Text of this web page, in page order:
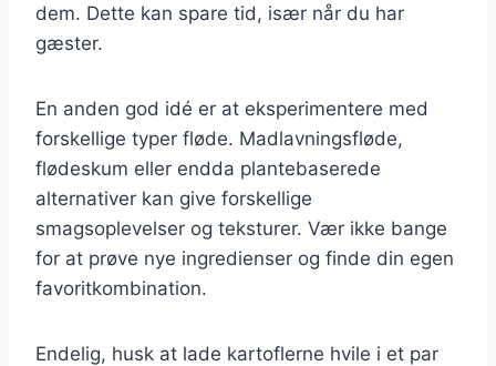
dem. Dette kan spare tid, især når du har
gæster.
En anden god idé er at eksperimentere med
forskellige typer fløde. Madlavningsfløde,
flødeskum eller endda plantebaserede
alternativer kan give forskellige
smagsoplevelser og teksturer. Vær ikke bange
for at prøve nye ingredienser og finde din egen
favoritkombination.
Endelig, husk at lade kartoflerne hvile i et par